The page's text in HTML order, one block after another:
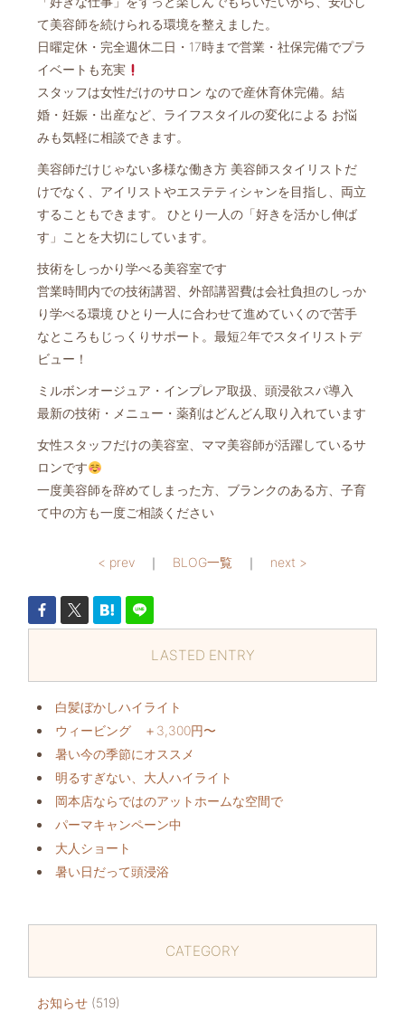
て美容師を続けられる環境を整えました。
日曜定休・完全週休二日・17時まで営業・社保完備でプラ
イベートも充実
スタッフは女性だけのサロン なので産休育休完備。結
婚・妊娠・出産など、ライフスタイルの変化による お悩
みも気軽に相談できます。
美容師だけじゃない多様な働き方 美容師スタイリストだ
けでなく、アイリストやエステティシャンを目指し、両立
することもできます。 ひとり一人の「好きを活かし伸ば
す」ことを大切にしています。
技術をしっかり学べる美容室です
営業時間内での技術講習、外部講習費は会社負担のしっか
り学べる環境 ひとり一人に合わせて進めていくので苦手
なところもじっくりサポート。最短2年でスタイリストデ
ビュー！
ミルボンオージュア・インプレア取扱、頭浸欲スパ導入
最新の技術・メニュー・薬剤はどんどん取り入れています
女性スタッフだけの美容室、ママ美容師が活躍しているサ
ロンです
一度美容師を辞めてしまった方、ブランクのある方、子育
て中の方も一度ご相談ください
< prev ｜ BLOG一覧 ｜ next >
LASTED ENTRY
白髪ぼかしハイライト
ウィービング ＋3,300円〜
暑い今の季節にオススメ️
明るすぎない、大人ハイライト
岡本店ならではのアットホームな空間で
パーマキャンペーン中️
大人ショート
暑い日だって頭浸浴️
CATEGORY
お知らせ (519)